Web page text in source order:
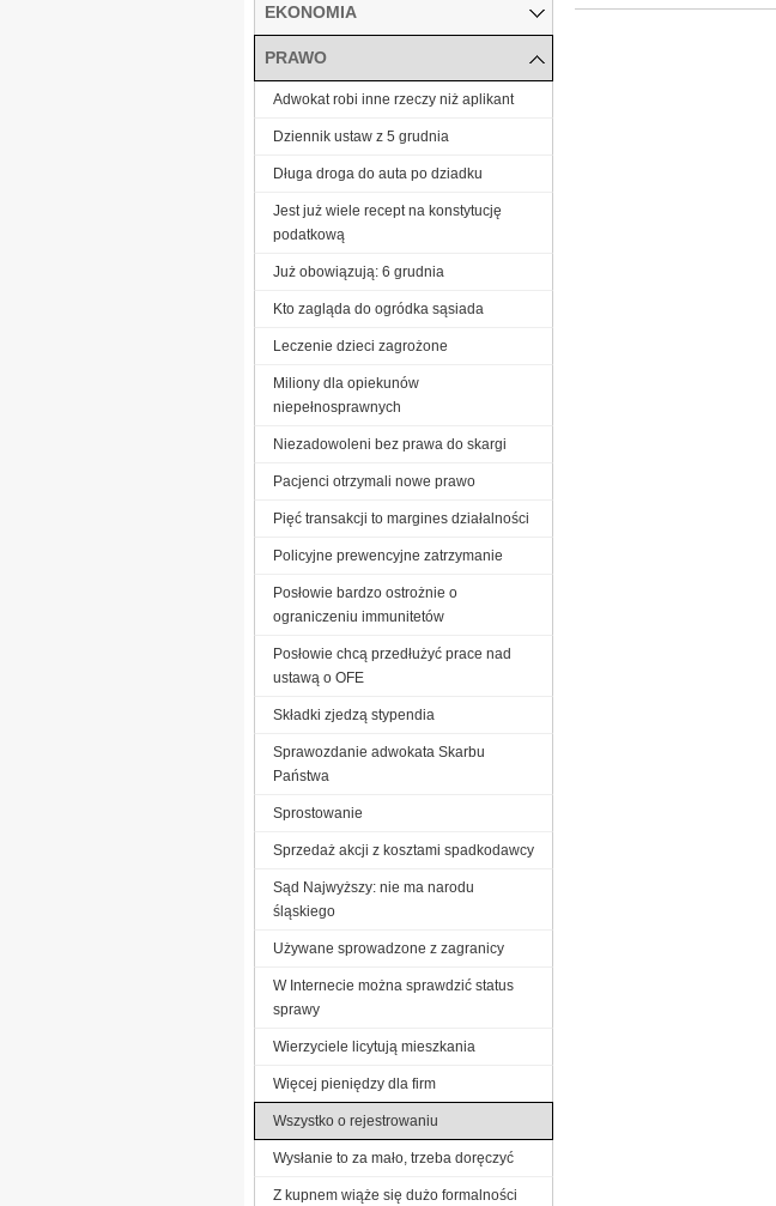
EKONOMIA
PRAWO
Adwokat robi inne rzeczy niż aplikant
Dziennik ustaw z 5 grudnia
Długa droga do auta po dziadku
Jest już wiele recept na konstytucję
podatkową
Już obowiązują: 6 grudnia
Kto zagląda do ogródka sąsiada
Leczenie dzieci zagrożone
Miliony dla opiekunów
niepełnosprawnych
Niezadowoleni bez prawa do skargi
Pacjenci otrzymali nowe prawo
Pięć transakcji to margines działalności
Policyjne prewencyjne zatrzymanie
Posłowie bardzo ostrożnie o
ograniczeniu immunitetów
Posłowie chcą przedłużyć prace nad
ustawą o OFE
Składki zjedzą stypendia
Sprawozdanie adwokata Skarbu
Państwa
Sprostowanie
Sprzedaż akcji z kosztami spadkodawcy
Sąd Najwyższy: nie ma narodu
śląskiego
Używane sprowadzone z zagranicy
W Internecie można sprawdzić status
sprawy
Wierzyciele licytują mieszkania
Więcej pieniędzy dla firm
Wszystko o rejestrowaniu
Wysłanie to za mało, trzeba doręczyć
Z kupnem wiąże się dużo formalności